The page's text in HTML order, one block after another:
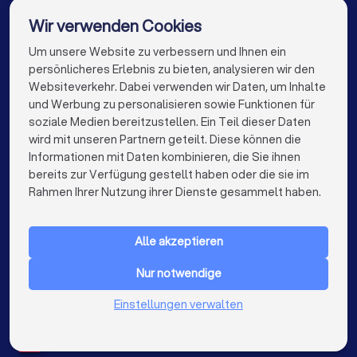
Liste offener steuerlicher Fragen
Bei Selbstständigen: Gewinnermittlung des Vorjahres
Bei Arbeitnehmern: Gehaltsabrechnungen,
Lohnsteuerbescheinigung
Achten Sie im Gespräch darauf, ob der Berater Ihre Situation
versteht, verständlich kommuniziert und konkrete
Lösungsansätze anbietet. Das persönliche Gefühl spielt
ebenfalls eine Rolle – die Zusammenarbeit sollte auf
Vertrauen basieren.
So starten Sie die Suche nach dem
Mit den richtigen Schritten finden Sie schnell den passenden
Berater für Ihre Anforderungen:
Steuerberater in Frankfurt am Main
Steuerberater in Stuttgart
Steuerberater in Düsseldorf
Steuerberater in Dortmund
Steuerberater in Essen
Steuerberater in Bremen
Steuerberater in Nürnberg
Steuerberater in Hannover
Steuerberater in Leipzig
Steuerberater in Duisburg
Steuerberater in Bochum
Die besten Steuerberater für Sie
info@trustlocal.de
FÜR PRIVATPERSONEN
Niederlande
Wir verwenden Cookies
Um unsere Website zu verbessern und Ihnen ein
persönlicheres Erlebnis zu bieten, analysieren wir den
Websiteverkehr. Dabei verwenden wir Daten, um Inhalte
und Werbung zu personalisieren sowie Funktionen für
soziale Medien bereitzustellen. Ein Teil dieser Daten
wird mit unseren Partnern geteilt. Diese können die
Informationen mit Daten kombinieren, die Sie ihnen
bereits zur Verfügung gestellt haben oder die sie im
Rahmen Ihrer Nutzung ihrer Dienste gesammelt haben.
Alle akzeptieren
Nur notwendige
Einstellungen verwalten